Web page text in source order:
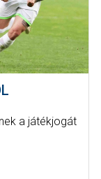
a játékjogát